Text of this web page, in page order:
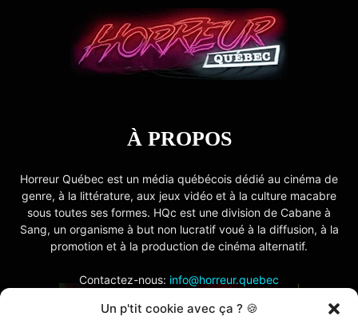
Un p'tit cookie avec ça ? 🍪
À PROPOS
Horreur Québec est un média québécois dédié au cinéma de
genre, à la littérature, aux jeux vidéo et à la culture macabre
sous toutes ses formes. HQc est une division de Cabane à
Sang, un organisme à but non lucratif voué à la diffusion, à la
promotion et à la production de cinéma alternatif.
Contactez-nous: info@horreur.quebec